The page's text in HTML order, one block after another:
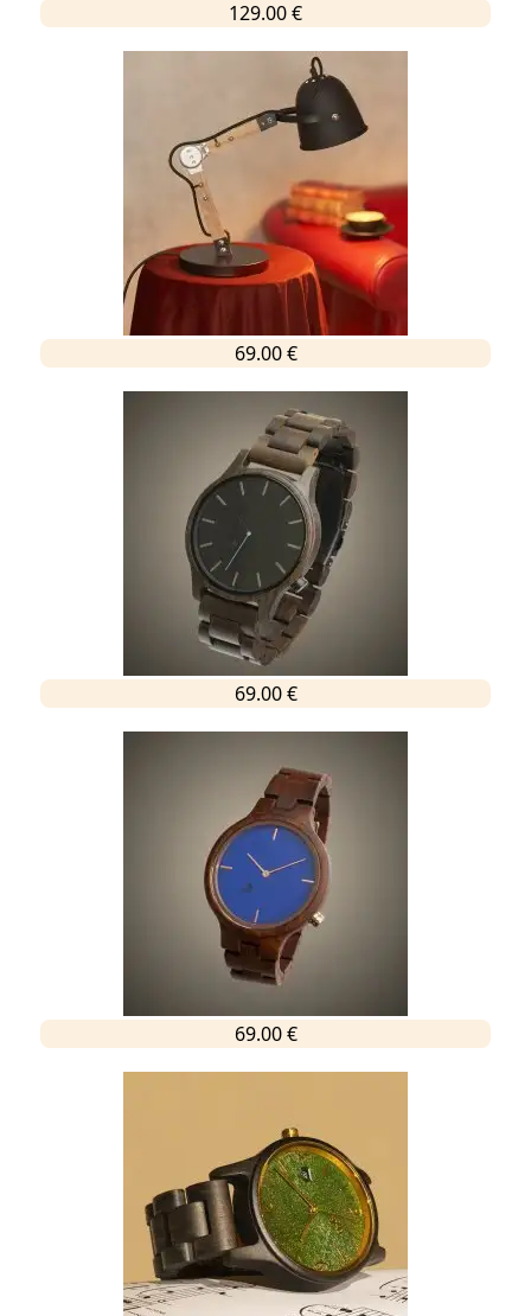
129.00 €
69.00 €
69.00 €
69.00 €